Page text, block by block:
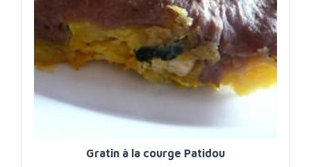
Gratin à la courge Patidou